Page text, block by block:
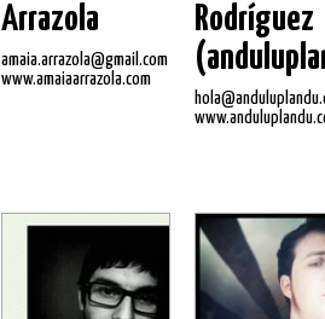
Arrazola
amaia.arrazola@gmail.com
www.amaiaarrazola.com
Rodríguez